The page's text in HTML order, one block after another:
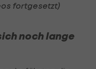
fortgesetzt)
noch lange